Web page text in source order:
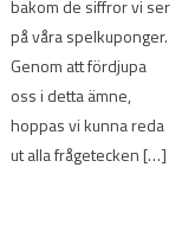
bakom de siffror vi ser
på våra spelkuponger.
Genom att fördjupa
oss i detta ämne,
hoppas vi kunna reda
ut alla frågetecken […]